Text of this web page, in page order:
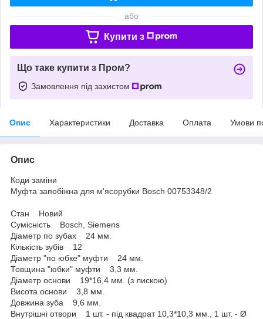
або
Купити з
Що таке купити з Пром?
Замовлення під захистом
Опис Характеристики Доставка Оплата Умови
Опис
Коди заміни
Муфта запобіжна для м'ясорубки Bosch 00753348/2
Стан Новий
Сумісність Bosch, Siemens
Діаметр по зубах 24 мм.
Кількість зубів 12
Діаметр "по юбке" муфти 24 мм.
Товщина "юбки" муфти 3,3 мм.
Діаметр основи 19*16,4 мм. (з лискою)
Висота основи 3,8 мм.
Довжина зуба 9,6 мм.
Внутрішні отвори 1 шт. - під квадрат 10,3*10,3 мм., 1 шт. - Ø